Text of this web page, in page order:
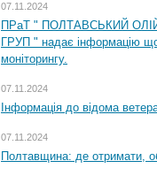
07.11.2024
ПРаТ " ПОЛТАВСЬКИЙ
ГРУП " надає інформацію
моніторингу.
07.11.2024
Інформація до відома
07.11.2024
Полтавщина: де отримати,